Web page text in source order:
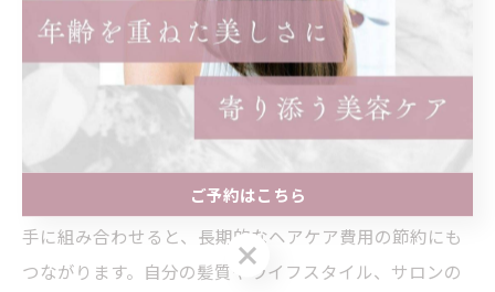
す。昭和区では、カット・カラー・トリートメントがセ
ットになったクーポンや、初回限定の髪質改善メニュー
が人気を集めています。これらのクーポンを活用するこ
とで、普段よりワンランク上の施術をお得に体験できる
のが大きな魅力です。
また、リピーター向けクーポンや平日限定クーポンを上
手に組み合わせると、長期的なヘアケア費用の節約にも
つながります。自分の髪質やライフスタイル、サロンの
ご予約はこちら
ご予約はこちら